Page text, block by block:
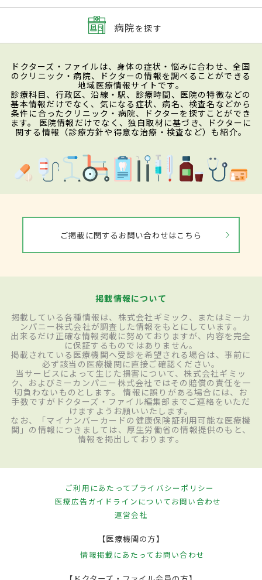
病院を探す
ドクターズ・ファイルは、身体の症状・悩みに合わせ、全国
のクリニック・病院、ドクターの情報を調べることができる
地域医療情報サイトです。
診療科目、行政区、沿線・駅、診療時間、医院の特徴などの
基本情報だけでなく、気になる症状、病名、検査名などから
条件に合ったクリニック・病院、ドクターを探すことができ
ます。 医院情報だけでなく、独自取材に基づき、ドクターに
関する情報（診療方針や得意な治療・検査など）も紹介。
ご掲載に関するお問い合わせはこちら
掲載情報について
掲載している各種情報は、株式会社ギミック、またはミーカ
ンパニー株式会社が調査した情報をもとにしています。
出来るだけ正確な情報掲載に努めておりますが、内容を完全
に保証するものではありません。
掲載されている医療機関へ受診を希望される場合は、事前に
必ず該当の医療機関に直接ご確認ください。
当サービスによって生じた損害について、株式会社ギミッ
ク、およびミーカンパニー株式会社ではその賠償の責任を一
切負わないものとします。 情報に誤りがある場合には、お
手数ですがドクターズ・ファイル編集部までご連絡をいただ
けますようお願いいたします。
なお、「マイナンバーカードの健康保険証利用可能な医療機
関」の情報につきましては、厚生労働省の情報提供のもと、
情報を掲出しております。
ご利用にあたってプライバシーポリシー
医療広告ガイドラインについてお問い合わせ
運営会社
【医療機関の方】
情報掲載にあたって お問い合わせ